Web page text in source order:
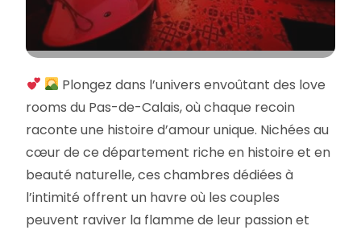
Plongez dans l’univers envoûtant des love
rooms du Pas-de-Calais, où chaque recoin
raconte une histoire d’amour unique. Nichées au
cœur de ce département riche en histoire et en
beauté naturelle, ces chambres dédiées à
l’intimité offrent un havre où les couples
peuvent raviver la flamme de leur passion et